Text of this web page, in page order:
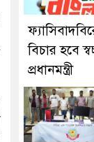
মিরপুর মডেল থানা
বিচার হবে
প্রধানমন্ত্রী